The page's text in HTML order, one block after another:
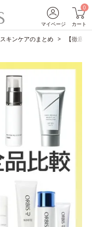
マイページ
0
カート
スキンケアのまとめ 【徹底